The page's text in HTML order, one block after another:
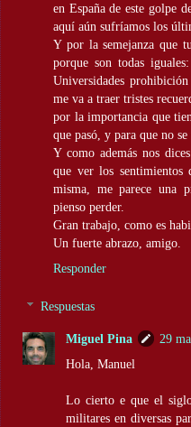
en España de este golpe
aquí aún sufríamos los
Y por la semejanza que
porque son todas
Universidades
me va a traer tristes
por la importancia que
que pasó, y para que no
Y como además nos
que ver los sentimientos
misma, me parece una
pienso perder.
Gran trabajo, como es
Un fuerte abrazo, amigo.
Responder
Respuestas
Miguel Pina
29
Hola, Manuel
Lo cierto e que el
militares en diversas